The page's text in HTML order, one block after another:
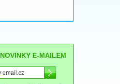
NOVINKY E-MAILEM